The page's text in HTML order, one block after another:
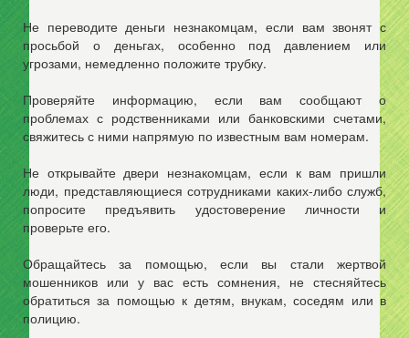
Не переводите деньги незнакомцам, если вам звонят с
просьбой о деньгах, особенно под давлением или
угрозами, немедленно положите трубку.
Проверяйте информацию, если вам сообщают о
проблемах с родственниками или банковскими счетами,
свяжитесь с ними напрямую по известным вам номерам.
Не открывайте двери незнакомцам, если к вам пришли
люди, представляющиеся сотрудниками каких-либо служб,
попросите предъявить удостоверение личности и
проверьте его.
Обращайтесь за помощью, если вы стали жертвой
мошенников или у вас есть сомнения, не стесняйтесь
обратиться за помощью к детям, внукам, соседям или в
полицию.